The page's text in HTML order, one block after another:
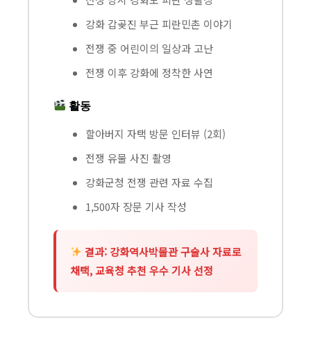
강화 갑곶진 부근 피란민촌 이야기
전쟁 중 어린이의 일상과 고난
전쟁 이후 강화에 정착한 사연
활동
할아버지 자택 방문 인터뷰 (2회)
전쟁 유물 사진 촬영
강화군청 전쟁 관련 자료 수집
1,500자 장문 기사 작성
결과: 강화역사박물관 구술사 자료로
채택, 교육청 추천 우수 기사 선정